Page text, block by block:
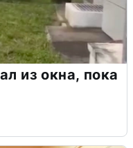
из окна, пока